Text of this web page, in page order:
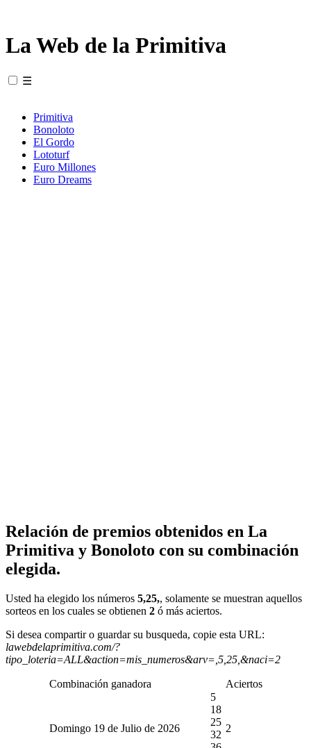
La Web de la Primitiva
☰
Primitiva
Bonoloto
El Gordo
Lototurf
Euro Millones
Euro Dreams
Relación de premios obtenidos en La
Primitiva y Bonoloto con su combinación
elegida.
Usted ha elegido los números 5,25,, solamente se muestran aquellos
sorteos en los cuales se obtienen 2 ó más aciertos.
Si desea compartir o guardar su busqueda, copie esta URL:
lawebdelaprimitiva.com/?
tipo_loteria=ALL&action=mis_numeros&arv=,5,25,&naci=2
Combinación ganadora Aciertos
Domingo 19 de Julio de 2026
5
18
25
32
2